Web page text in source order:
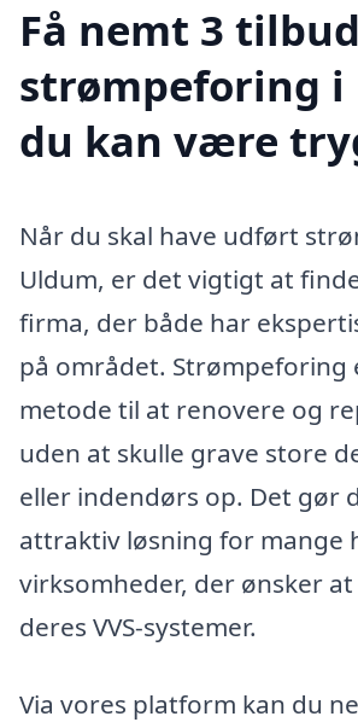
Få nemt 3
strømpeforing i
du kan være
Når du skal have udført
Uldum, er det vigtigt at
firma, der både har
på området. Strømpeforing
metode til at renovere og
uden at skulle grave store
eller indendørs op. Det gør
attraktiv løsning for mange
virksomheder, der ønsker
deres VVS-systemer.
Via vores platform kan du